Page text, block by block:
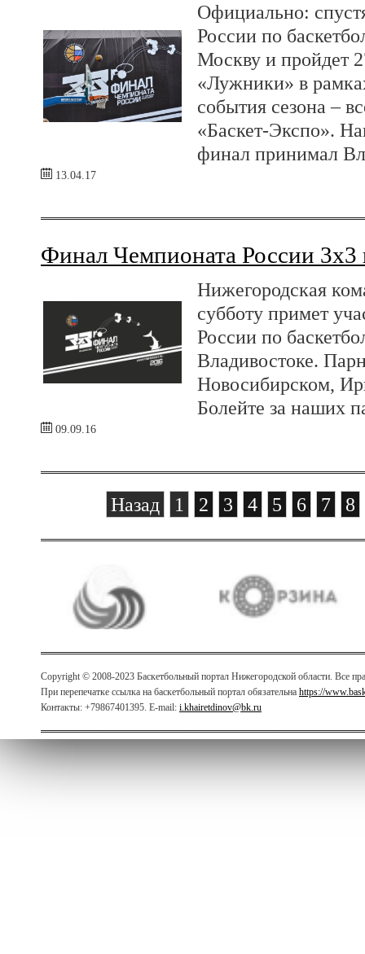
Официально:
России по
Москву и пройдет
«Лужники» в
события сезона –
«Баскет-Экспо».
финал принимал
13.04.17
Финал Чемпионата России
Нижегородская
субботу примет
России по
Владивостоке.
Новосибирском,
Болейте за наших
09.09.16
Назад 1 2 3 4 5 6 7 8
Copyright © 2008-2023 Баскетбольный портал Нижегородской области. Все
При перепечатке ссылка на баскетбольный портал обязательна https://
Контакты: +79867401395. E-mail: i.khairetdinov@bk.ru